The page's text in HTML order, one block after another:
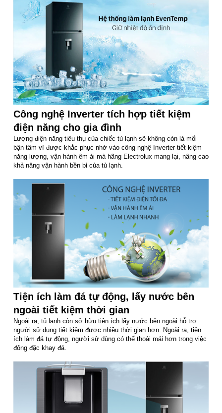
Công nghệ Inverter tích hợp tiết kiệm
điện năng cho gia đình
Lượng điện năng tiêu thụ của chiếc tủ lạnh sẽ không còn là mối
bận tâm vì được khắc phục nhờ vào công nghệ Inverter tiết kiệm
năng lượng, vận hành êm ái mà hãng Electrolux mang lại, nâng cao
khả năng vận hành bền bỉ của tủ lạnh.
Tiện ích làm đá tự động, lấy nước bên
ngoài tiết kiệm thời gian
Ngoài ra, tủ lạnh còn sở hữu tiện ích lấy nước bên ngoài hỗ trợ
người sử dụng tiết kiệm được nhiều thời gian hơn. Ngoài ra, tiện
ích làm đá tự động, người sử dùng có thể thoải mái hơn trong việc
đông đặc khay đá.